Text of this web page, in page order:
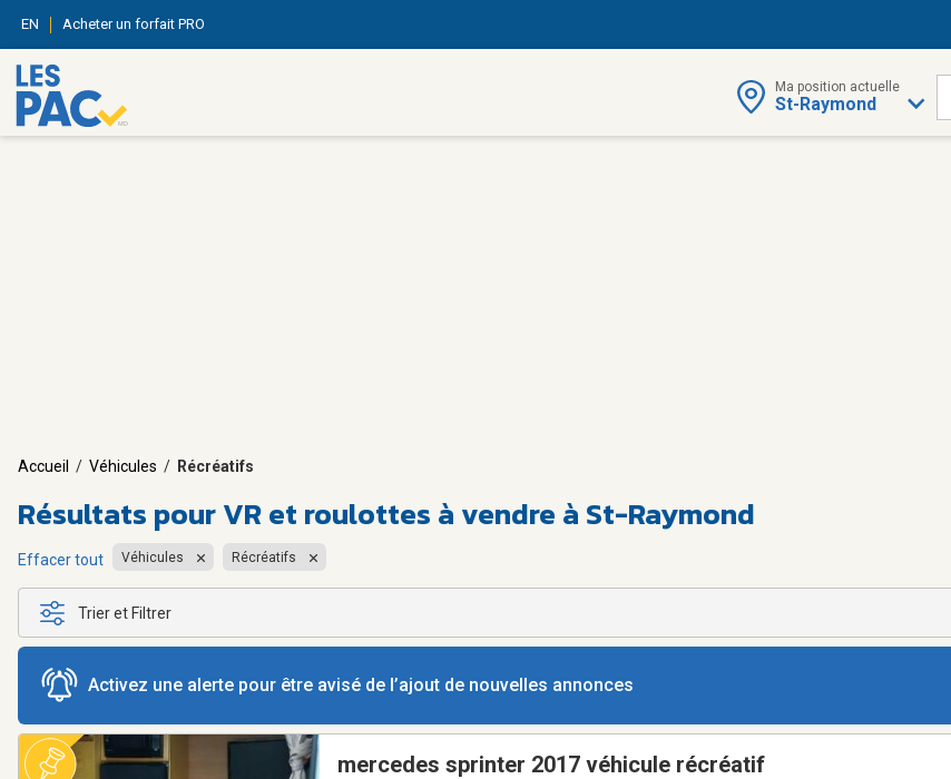
EN Acheter un forfait PRO
Ma position actuelle
St-Raymond
Accueil / Véhicules / Récréatifs
Résultats pourVR et roulottes à vendre à St-Raymond
Effacer tout Véhicules Récréatifs
Trier et Filtrer
Activez une alerte pour être avisé de l’ajout de nouvelles annonces
mercedes sprinter 2017 véhicule récréatif